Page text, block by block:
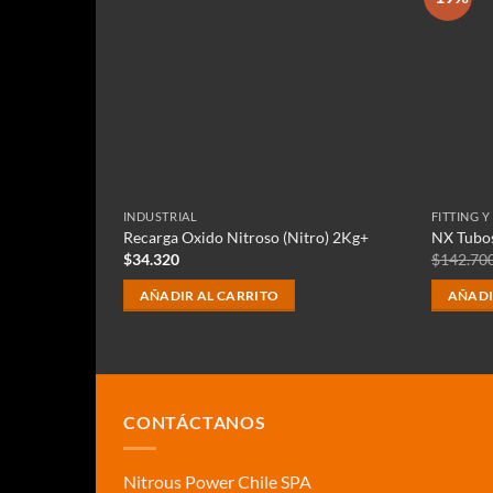
INDUSTRIAL
Recarga Oxido Nitroso (Nitro) 2Kg+
$34.320
AÑADIR AL CARRITO
FITTING
NX
$
CONTÁCTANOS
Nitrous Power Chile SPA